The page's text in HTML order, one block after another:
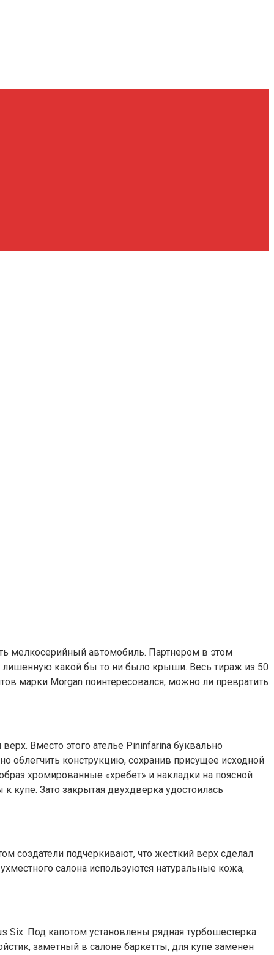
мелкосерийный автомобиль. Партнером в этом
лишенную какой бы то ни было крыши. Весь тираж из 50
марки Morgan поинтересовался, можно ли превратить
Вместо этого ателье Pininfarina буквально
облегчить конструкцию, сохранив присущее исходной
хромированные «хребет» и накладки на поясной
купе. Зато закрытая двухдверка удостоилась
создатели подчеркивают, что жесткий верх сделал
салона используются натуральные кожа,
Six. Под капотом установлены рядная турбошестерка
заметный в салоне баркетты, для купе заменен